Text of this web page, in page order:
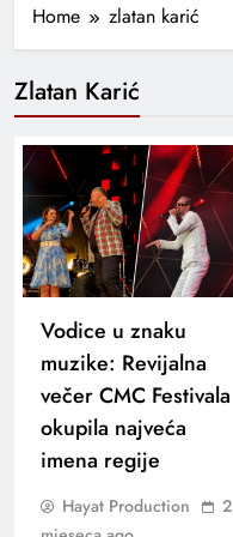
Home zlatan karić
Zlatan Karić
Vodice u znaku
muzike: Revijalna
večer CMC Festivala
okupila najveća
imena regije
Hayat Production
2